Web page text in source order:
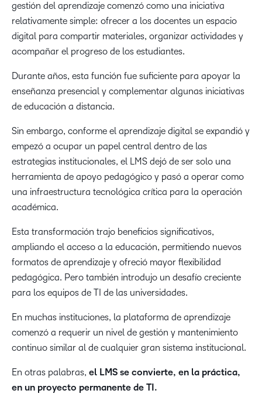
gestión del aprendizaje comenzó como una iniciativa
relativamente simple: ofrecer a los docentes un espacio
digital para compartir materiales, organizar actividades y
acompañar el progreso de los estudiantes.
Durante años, esta función fue suficiente para apoyar la
enseñanza presencial y complementar algunas iniciativas
de educación a distancia.
Sin embargo, conforme el aprendizaje digital se expandió y
empezó a ocupar un papel central dentro de las
estrategias institucionales, el LMS dejó de ser solo una
herramienta de apoyo pedagógico y pasó a operar como
una infraestructura tecnológica crítica para la operación
académica.
Esta transformación trajo beneficios significativos,
ampliando el acceso a la educación, permitiendo nuevos
formatos de aprendizaje y ofreció mayor flexibilidad
pedagógica. Pero también introdujo un desafío creciente
para los equipos de TI de las universidades.
En muchas instituciones, la plataforma de aprendizaje
comenzó a requerir un nivel de gestión y mantenimiento
continuo similar al de cualquier gran sistema institucional.
En otras palabras, el LMS se convierte, en la práctica,
en un proyecto permanente de TI.